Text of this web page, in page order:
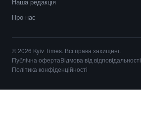
Про нас
© 2026 Kyiv Times. Всі права захищені.
Публічна офертаВідмова від відповідальності
Політика конфіденційності